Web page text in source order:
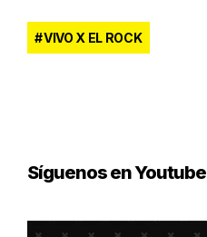
VIVO X EL ROCK
Síguenos en Youtube